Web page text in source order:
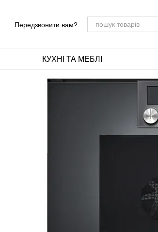
Передзвонити вам?
КУХНІ ТА МЕБЛІ